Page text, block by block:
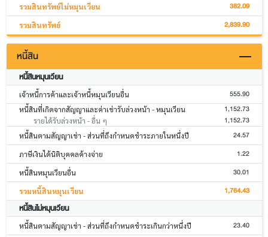
รวมสินทรัพย์ไม่หมุนเวียน 382.09
รวมสินทรัพย์ 2,839.90
หนี้สิน
หนี้สินหมุนเวียน
เจ้าหนี้การค้าและเจ้าหนี้หมุนเวียนอื่น 555.90
หนี้สินที่เกิดจากสัญญาและค่าเช่ารับล่วงหน้า - หมุนเวียน 1,152.73
รายได้รับล่วงหน้า - อื่น ๆ 1,152.73
หนี้สินตามสัญญาเช่า - ส่วนที่ถึงกำหนดชำระภายในหนึ่งปี 24.57
ภาษีเงินได้นิติบุคคลค้างจ่าย 1.22
หนี้สินหมุนเวียนอื่น 30.01
รวมหนี้สินหมุนเวียน 1,764.43
หนี้สินไม่หมุนเวียน
หนี้สินตามสัญญาเช่า - ส่วนที่ถึงกำหนดชำระเกินกว่าหนึ่งปี 23.40